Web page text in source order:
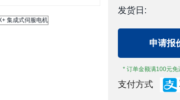
发货日:
申请报
* 订单金额满100元免
支付方式